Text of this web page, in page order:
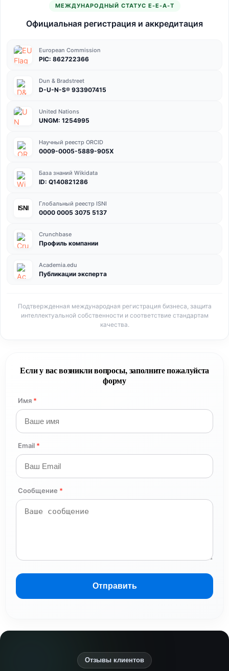
МЕЖДУНАРОДНЫЙ СТАТУС E-E-A-T
Официальная регистрация и аккредитация
European Commission
PIC: 862722366
Dun & Bradstreet
D-U-N-S® 933907415
United Nations
UNGM: 1254995
Научный реестр ORCID
0009-0005-5889-905X
База знаний Wikidata
ID: Q140821286
ISNI
Глобальный реестр ISNI
0000 0005 3075 5137
Crunchbase
Профиль компании
Academia.edu
Публикации эксперта
Подтвержденная международная регистрация бизнеса, защита
интеллектуальной собственности и соответствие стандартам
качества.
Если у вас возникли вопросы, заполните пожалуйста
форму
Имя *
Email *
Сообщение *
Отправить
Отзывы клиентов